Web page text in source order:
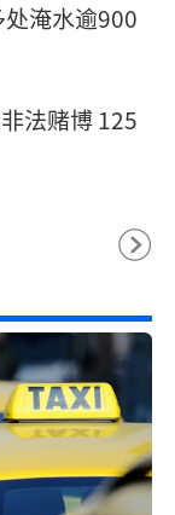
淹水逾900
法赌博 125